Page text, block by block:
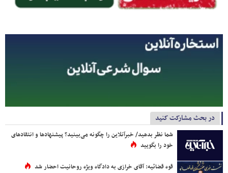
در بحث مشارکت کنید
شما نظر بدهید/ خبرآنلاین را چگونه می‌بینید؟ پیشنهادها و انتقادهای
خود را بگویید
قوه قضائیه: آقای خرازی به دادگاه ویژه روحانیت احضار شد